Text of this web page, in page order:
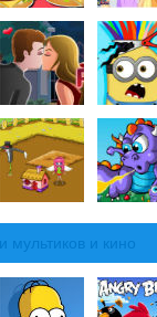
мультиков и кино